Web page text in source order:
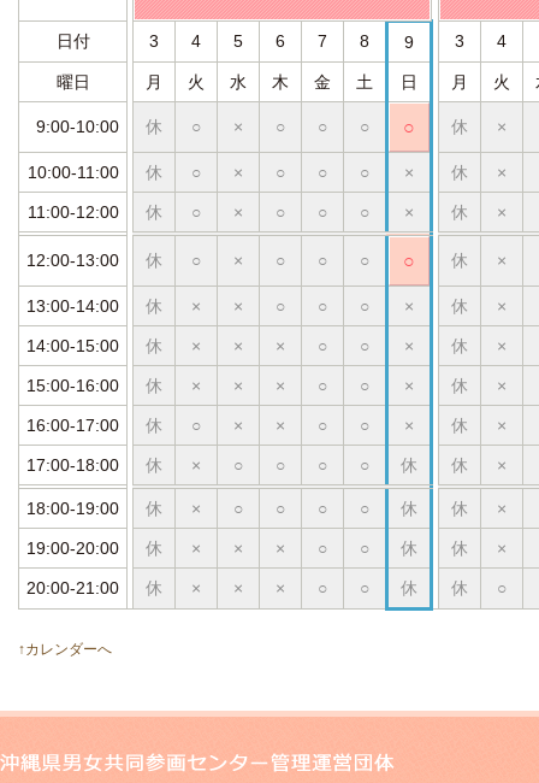
日付 3 4 5 6 7 8 9 3 4
曜日 月 火 水 木 金 土 日 月 火
9:00-10:00 休 ○ × ○ ○ ○ ○ 休 ×
10:00-11:00 休 ○ × ○ ○ ○ × 休 ×
11:00-12:00 休 ○ × ○ ○ ○ × 休 ×
12:00-13:00 休 ○ × ○ ○ ○ ○ 休 ×
13:00-14:00 休 × × ○ ○ ○ × 休 ×
14:00-15:00 休 × × × ○ ○ × 休 ×
15:00-16:00 休 × × × ○ ○ × 休 ×
16:00-17:00 休 ○ × × ○ ○ × 休 ×
17:00-18:00 休 × ○ ○ ○ ○ 休 休 ×
18:00-19:00 休 × ○ ○ ○ ○ 休 休 ×
19:00-20:00 休 × × × ○ ○ 休 休 ×
20:00-21:00 休 × × × ○ ○ 休 休 ○
↑カレンダーへ